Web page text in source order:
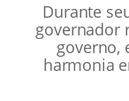
Durante
governador
governo,
harmonia